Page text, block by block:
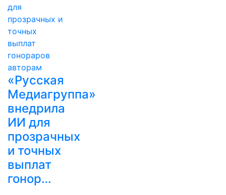
«Русская
Медиагруппа»
внедрила
ИИ для
прозрачных
и точных
выплат
гонор…